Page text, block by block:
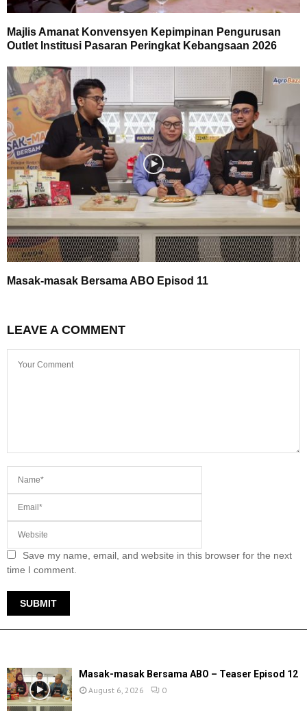
Majlis Amanat Konvensyen Kepimpinan Pengurusan
Outlet Institusi Pasaran Peringkat Kebangsaan 2026
Masak-masak Bersama ABO Episod 11
LEAVE A COMMENT
Save my name, email, and website in this browser for the next
time I comment.
Masak-masak Bersama ABO – Teaser Episod 12
August 6, 2026 0